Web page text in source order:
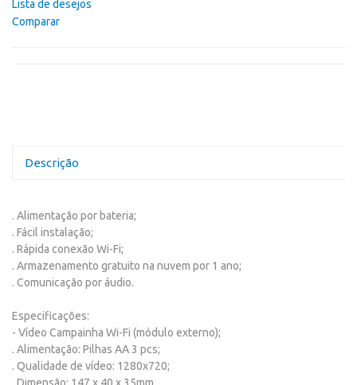
Lista de desejos
Comparar
Descrição
. Alimentação por bateria;
. Fácil instalação;
. Rápida conexão Wi-Fi;
. Armazenamento gratuito na nuvem por 1 ano;
. Comunicação por áudio.
Especificações:
- Vídeo Campainha Wi-Fi (módulo externo);
. Alimentação: Pilhas AA 3 pcs;
. Qualidade de vídeo: 1280x720;